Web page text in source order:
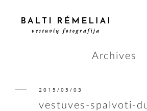
PAGRINDINIS
Archives
2015/05/03
vestuves-spalvoti-